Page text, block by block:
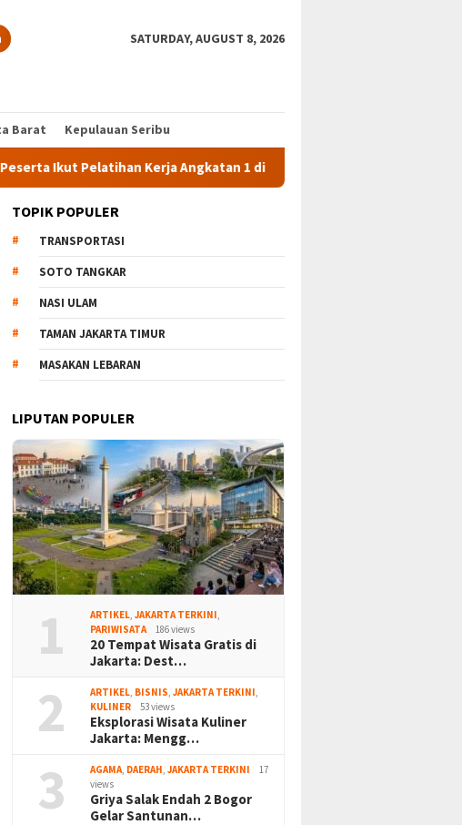
SATURDAY, AUGUST 8, 2026
Barat Kepulauan Seribu
Ikut Pelatihan Kerja Angkatan 1 di PPKD Jaksel
TOPIK POPULER
TRANSPORTASI
SOTO TANGKAR
NASI ULAM
TAMAN JAKARTA TIMUR
MASAKAN LEBARAN
LIPUTAN POPULER
1 ARTIKEL ,JAKARTA TERKINI
PARIWISATA
186 views
20 Tempat Wisata Gratis di
Jakarta: Dest…
2 ARTIKEL BISNIS ,JAKARTA TERKINI
KULINER
53 views
Eksplorasi Wisata Kuliner
Jakarta: Mengg…
3 AGAMA DAERAH ,JAKARTA TERKINI
17
views
Griya Salak Endah 2 Bogor
Gelar Santunan…